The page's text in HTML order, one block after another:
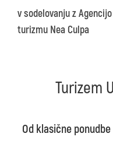
v sodelovanju z
turizmu Nea Culpa
Turizem
Od klasične